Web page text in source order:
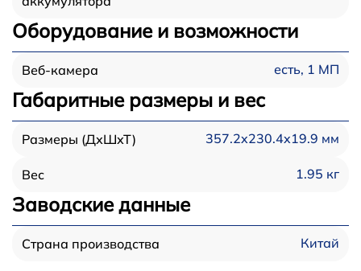
Оборудование и возможности
Веб-камера есть, 1 МП
Габаритные размеры и вес
Размеры (ДхШхТ) 357.2x230.4x19.9 мм
Вес 1.95 кг
Заводские данные
Страна производства Китай